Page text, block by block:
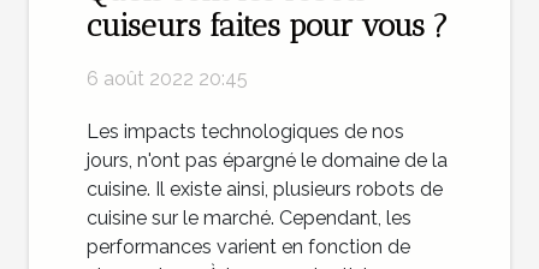
cuiseurs faites pour vous ?
6 août 2022 20:45
Les impacts technologiques de nos
jours, n'ont pas épargné le domaine de la
cuisine. Il existe ainsi, plusieurs robots de
cuisine sur le marché. Cependant, les
performances varient en fonction de